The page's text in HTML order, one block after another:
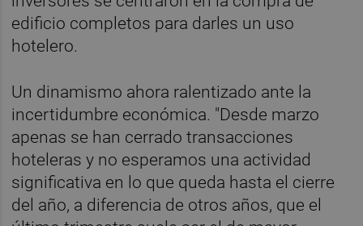
edificio completos para darles un uso
hotelero.
Un dinamismo ahora ralentizado ante la
incertidumbre económica. "Desde marzo
apenas se han cerrado transacciones
hoteleras y no esperamos una actividad
significativa en lo que queda hasta el cierre
del año, a diferencia de otros años, que el